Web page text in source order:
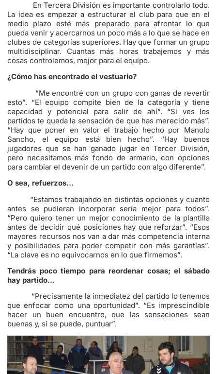
En Tercera División es importante controlarlo todo.
La idea es empezar a estructurar el club para que en el
medio plazo esté más preparado para afrontar lo que
pueda venir y acercarnos un poco más a lo que se hace en
clubes de categorías superiores. Hay que formar un grupo
multidisciplinar. Cuantas más horas trabajemos y más
cosas controlemos, mejor para el equipo.
¿Cómo has encontrado el vestuario?
“Me encontré con un grupo con ganas de revertir
esto”. “El equipo compite bien de la categoría y tiene
capacidad y potencial para salir de ahí”. “Si ves los
partidos te queda la sensación de que has merecido más”.
“Hay que poner en valor el trabajo hecho por Manolo
Sancho, el equipo está bien hecho”. “Hay buenos
jugadores que se han ganado jugar en Tercer División,
pero necesitamos más fondo de armario, con opciones
para cambiar el devenir de un partido con algo diferente”.
O sea, refuerzos…
“Estamos trabajando en distintas opciones y cuanto
antes se pudieran incorporar sería mejor para todos”.
“Pero quiero tener un mejor conocimiento de la plantilla
antes de decidir qué posiciones hay que reforzar”. “Esos
mayores recursos nos van a dar más competencia interna
y posibilidades para poder competir con más garantías”.
“La clave es no equivocarnos en lo que firmemos”.
Tendrás poco tiempo para reordenar cosas; el sábado
hay partido…
“Precisamente la inmediatez del partido lo tenemos
que enfocar como una oportunidad”. “Es imprescindible
hacer un buen encuentro, que las sensaciones sean
buenas y, si se puede, puntuar”.